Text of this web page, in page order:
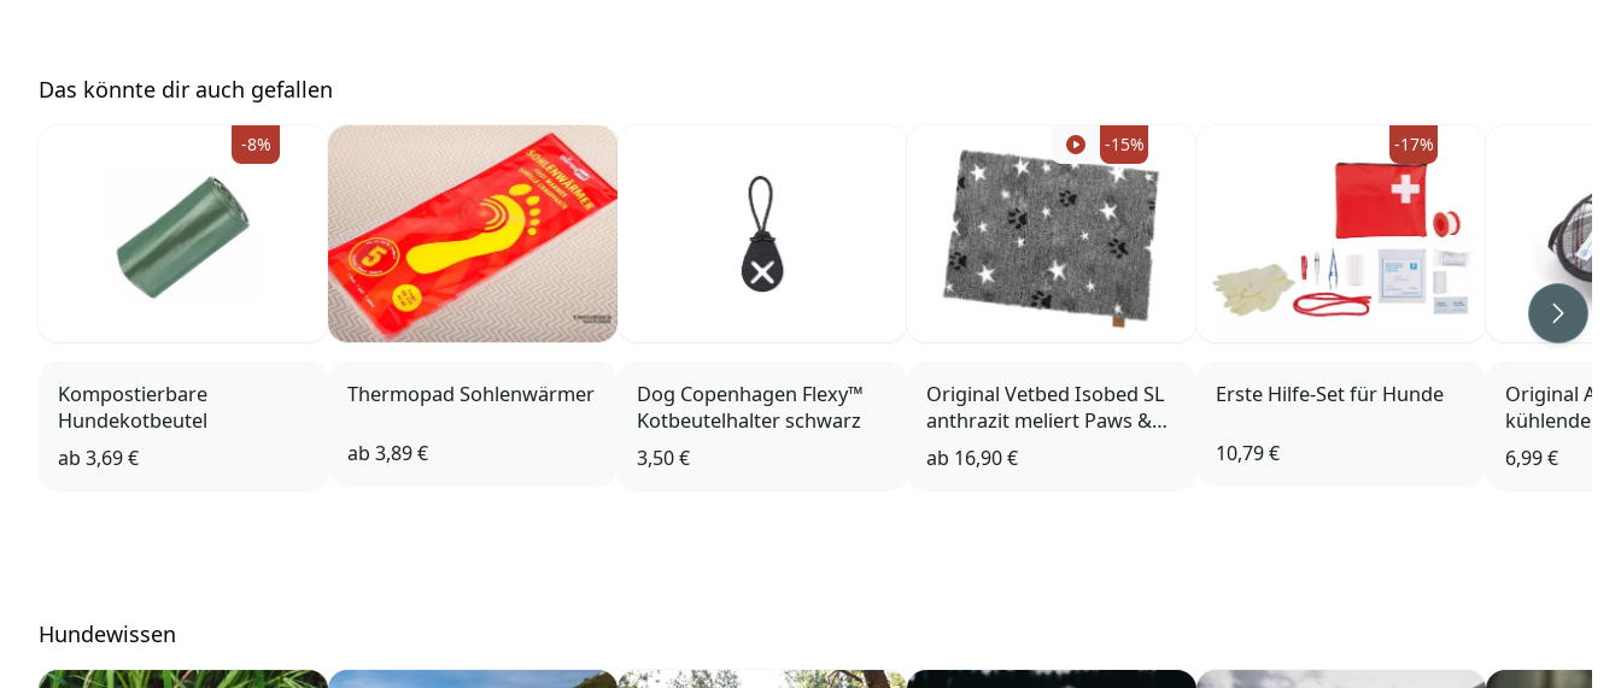
Das könnte dir auch gefallen
-8%
Kompostierbare
Hundekotbeutel
ab 3,69 €
Thermopad Sohlenwärmer
ab 3,89 €
Dog Copenhagen Flexy™
Kotbeutelhalter schwarz
3,50 €
-15%
Original Vetbed Isobed SL
anthrazit meliert Paws &
Stars
ab 16,90 €
-17%
Erste Hilfe-Set für Hunde
10,79 €
Original
kühlendes
Scottish
6,99 €
Weiter
Hundewissen